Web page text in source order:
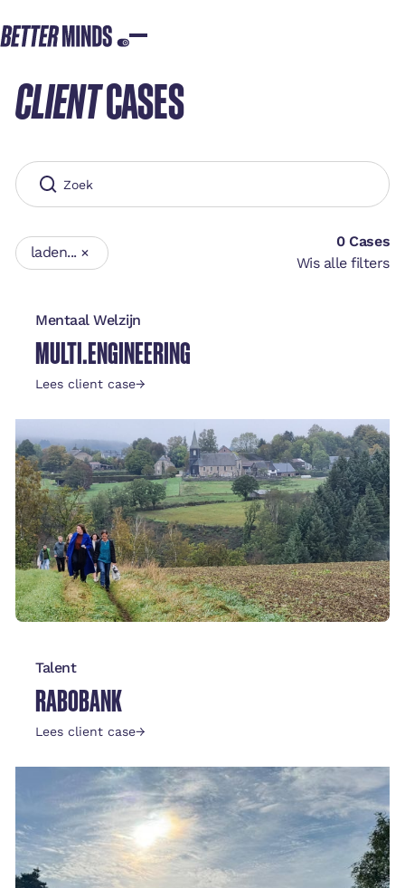
CLIENTCASES
laden...
0Cases
Wis alle filters
Mentaal Welzijn
MULTI.ENGINEERING
Lees client case→
Talent
RABOBANK
Lees client case→